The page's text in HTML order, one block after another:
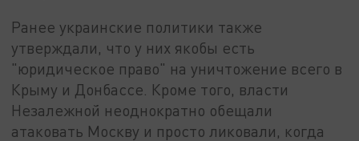
Ранее украинские политики также
утверждали, что у них якобы есть
"юридическое право" на уничтожение всего в
Крыму и Донбассе. Кроме того, власти
Незалежной неоднократно обещали
атаковать Москву и просто ликовали, когда